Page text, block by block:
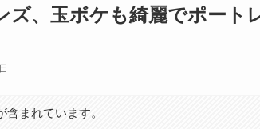
ズ、玉ボケも綺麗でポート
まれています。